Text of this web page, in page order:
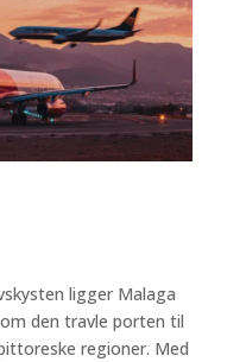
ligger Malaga
den travle porten til
regioner. Med